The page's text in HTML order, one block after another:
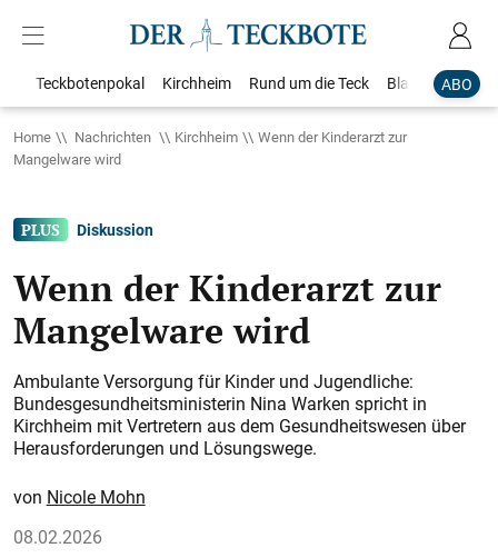
ABO
Teckbotenpokal Kirchheim Rund um die Teck Blaulicht
Home Nachrichten Kirchheim
Wenn der Kinderarzt zur
Mangelware wird
Diskussion
Wenn der Kinderarzt zur
Mangelware wird
Ambulante Versorgung für Kinder und Jugendliche:
Bundesgesundheitsministerin Nina Warken spricht in
Kirchheim mit Vertretern aus dem Gesundheitswesen über
Herausforderungen und Lösungswege.
Nicole Mohn
08.02.2026